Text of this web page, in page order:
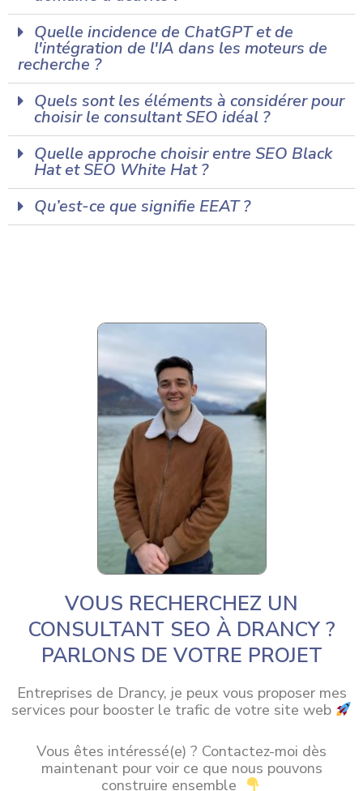
Quelle incidence de ChatGPT et de
l'intégration de l'IA dans les moteurs de
recherche ?
Quels sont les éléments à considérer pour
choisir le consultant SEO idéal ?
Quelle approche choisir entre SEO Black
Hat et SEO White Hat ?
Qu’est-ce que signifie EEAT ?
VOUS RECHERCHEZ UN
CONSULTANT SEO À DRANCY ?
PARLONS DE VOTRE PROJET
Entreprises de Drancy, je peux vous proposer mes
services pour booster le trafic de votre site web
Vous êtes intéressé(e) ? Contactez-moi dès
maintenant pour voir ce que nous pouvons
construire ensemble